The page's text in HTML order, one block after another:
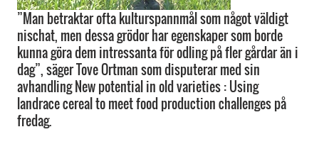
”Man betraktar ofta kulturspannmål som något väldigt
nischat, men dessa grödor har egenskaper som borde
kunna göra dem intressanta för odling på fler gårdar än i
dag”, säger Tove Ortman som disputerar med sin
avhandling New potential in old varieties : Using
landrace cereal to meet food production challenges på
fredag.